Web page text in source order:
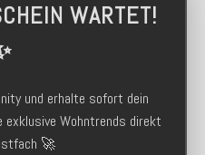
WARTET!
und erhalte sofort dein
Wohntrends direkt
🚀